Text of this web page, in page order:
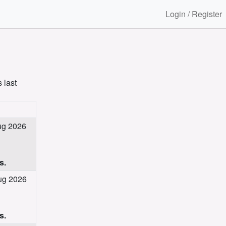
Login / Register
last
2026
2026